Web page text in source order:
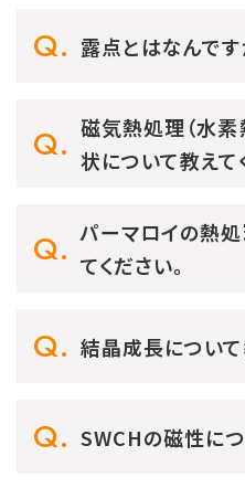
露点とはなんです
磁気熱処理（水素
状について教えて
パーマロイの熱
てください。
結晶成長について
SWCHの磁性につ